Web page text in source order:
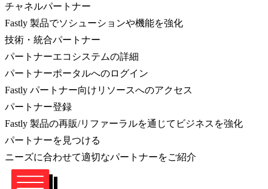
チャネルパートナー
Fastly 製品でソシューションや機能を強化
技術・統合パートナー
パートナーエコシステムの詳細
パートナーポータルへのログイン
Fastly パートナー向けリソースへのアクセス
パートナー登録
Fastly 製品の再販/リファーラルを通じてビジネスを強化
パートナーを見つける
ニーズに合わせて適切なパートナーをご紹介